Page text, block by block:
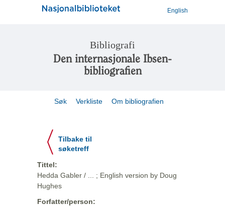
English
Bibliografi
Den internasjonale Ibsen-
bibliografien
Søk Verkliste Om bibliografien
Tilbake til
søketreff
Tittel:
Hedda Gabler / ... ; English version by Doug
Hughes
Forfatter/person: